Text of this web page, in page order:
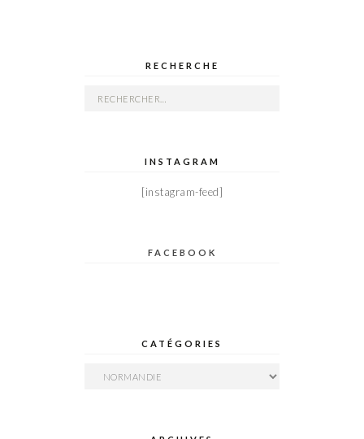
RECHERCHE
Rechercher :
INSTAGRAM
[instagram-feed]
FACEBOOK
CATÉGORIES
Catégories